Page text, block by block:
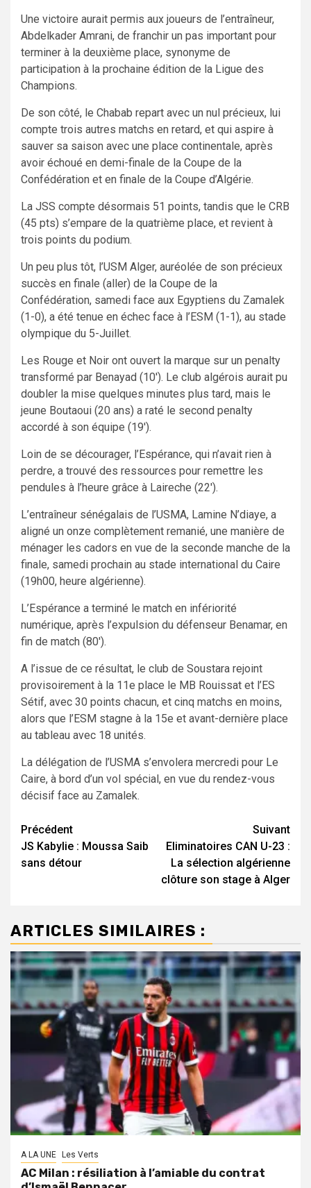
Une victoire aurait permis aux joueurs de l’entraîneur,
Abdelkader Amrani, de franchir un pas important pour
terminer à la deuxième place, synonyme de
participation à la prochaine édition de la Ligue des
Champions.
De son côté, le Chabab repart avec un nul précieux, lui
compte trois autres matchs en retard, et qui aspire à
sauver sa saison avec une place continentale, après
avoir échoué en demi-finale de la Coupe de la
Confédération et en finale de la Coupe d’Algérie.
La JSS compte désormais 51 points, tandis que le CRB
(45 pts) s’empare de la quatrième place, et revient à
trois points du podium.
Un peu plus tôt, l’USM Alger, auréolée de son précieux
succès en finale (aller) de la Coupe de la
Confédération, samedi face aux Egyptiens du Zamalek
(1-0), a été tenue en échec face à l’ESM (1-1), au stade
olympique du 5-Juillet.
Les Rouge et Noir ont ouvert la marque sur un penalty
transformé par Benayad (10′). Le club algérois aurait pu
doubler la mise quelques minutes plus tard, mais le
jeune Boutaoui (20 ans) a raté le second penalty
accordé à son équipe (19′).
Loin de se décourager, l’Espérance, qui n’avait rien à
perdre, a trouvé des ressources pour remettre les
pendules à l’heure grâce à Laireche (22′).
L’entraîneur sénégalais de l’USMA, Lamine N’diaye, a
aligné un onze complètement remanié, une manière de
ménager les cadors en vue de la seconde manche de la
finale, samedi prochain au stade international du Caire
(19h00, heure algérienne).
L’Espérance a terminé le match en infériorité
numérique, après l’expulsion du défenseur Benamar, en
fin de match (80′).
A l’issue de ce résultat, le club de Soustara rejoint
provisoirement à la 11e place le MB Rouissat et l’ES
Sétif, avec 30 points chacun, et cinq matchs en moins,
alors que l’ESM stagne à la 15e et avant-dernière place
au tableau avec 18 unités.
La délégation de l’USMA s’envolera mercredi pour Le
Caire, à bord d’un vol spécial, en vue du rendez-vous
décisif face au Zamalek.
Navigation
d’article
Précédent
JS Kabylie : Moussa Saib
sans détour
Suivant
Eliminatoires CAN U-23 :
La sélection algérienne
clôture son stage à Alger
ARTICLES SIMILAIRES :
A LA UNE Les Verts
AC Milan : résiliation à l’amiable du contrat